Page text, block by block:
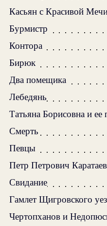
Касьян с Красивой
Бурмистр
Контора
Бирюк
Два помещика
Лебедянь
Татьяна Борисовна и ее
Смерть
Певцы
Петр Петрович Каратаев
Свидание
Гамлет Щигровского
Чертопханов и